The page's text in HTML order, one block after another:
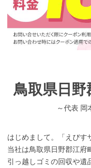
鳥取県日
～代表 岡
はじめまして。「えびす
当社は鳥取県日野郡江府
引っ越しゴミの回収や遺